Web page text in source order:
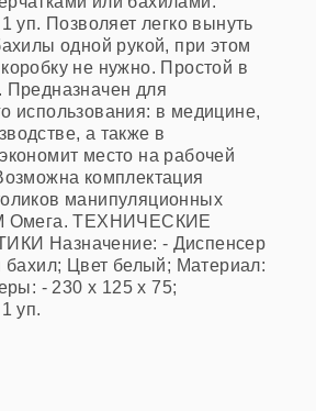
уп. Позволяет легко вынуть
одной рукой, при этом
не нужно. Простой в
Предназначен для
использования: в медицине,
а также в
место на рабочей
комплектация
манипуляционных
Омега. ТЕХНИЧЕСКИЕ
Назначение: - Диспенсер
бахил; Цвет белый; Материал:
- 230 х 125 х 75;
уп.